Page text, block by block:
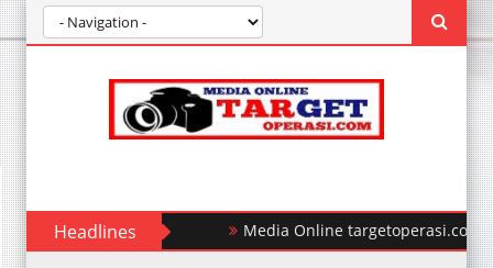
Headlines Media Online targetoperasi.com